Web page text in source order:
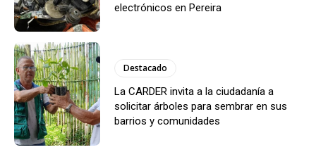
electrónicos en Pereira
Destacado
La CARDER invita a la ciudadanía a
solicitar árboles para sembrar en sus
barrios y comunidades